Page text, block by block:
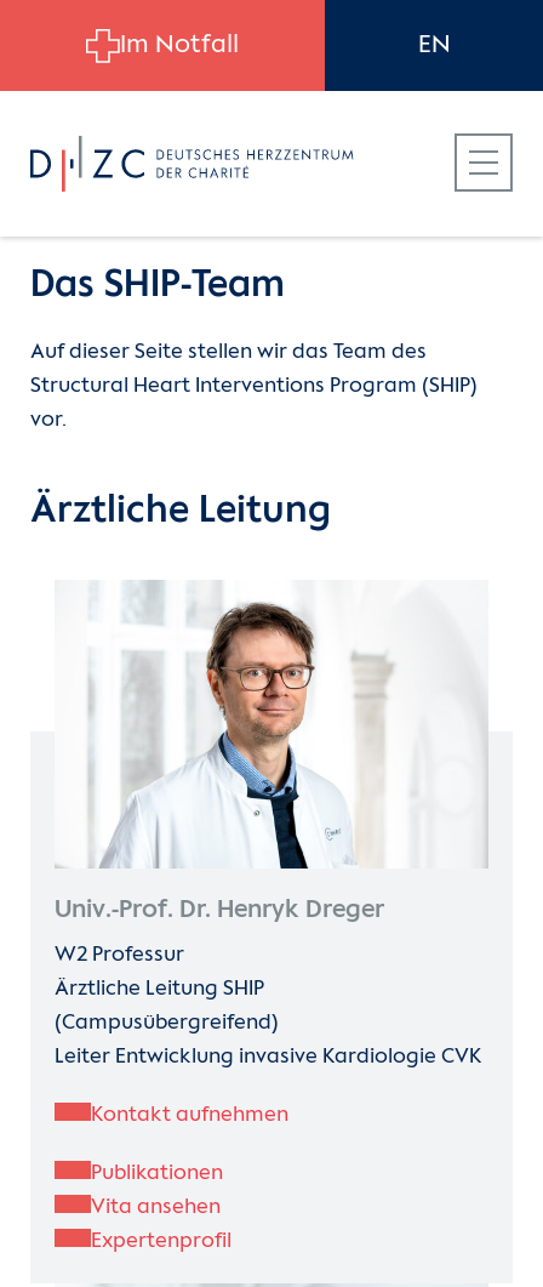
Für Patient:innen
Für Bewerber:innen
Unsere Kliniken
Einheiten
Einheiten
Funktionsdienste
Medizinisches Versorgungszentrum
Structural Heart Interventions
Structural Heart Interventions
Kardiovaskuläre Telemedizin
Kardiovaskuläre Bildgebung
Psychokardiologie
Entwicklungspädiatrie
Für Zuweiser:innen
Karriere
Herzatlas
Forschung
Über uns
Kontakt
Internationale Patienten
Einblicke
Das SHIP-Team
Auf dieser Seite stellen wir das Team des
Structural Heart Interventions Program (SHIP)
vor.
Ärztliche Leitung
Univ.-Prof. Dr. Henryk Dreger
W2 Professur
Ärztliche Leitung SHIP
(Campusübergreifend)
Leiter Entwicklung invasive Kardiologie CVK
Kontakt aufnehmen
Publikationen
Vita ansehen
Expertenprofil
Im Notfall EN